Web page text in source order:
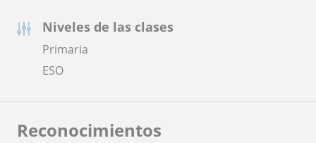
Niveles de las clases
Primaria
ESO
Reconocimientos